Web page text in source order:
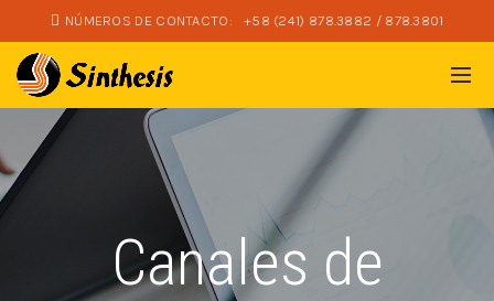
NÚMEROS DE CONTACTO: +58 (241) 878.3882 / 878.3801
Canales de